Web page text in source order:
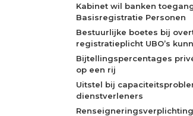
Kabinet wil banken
Basisregistratie Personen
Bestuurlijke boetes bij
registratieplicht UBO’s
Bijtellingspercentages
op een rij
Uitstel bij
dienstverleners